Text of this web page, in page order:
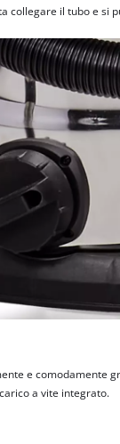
bisogno del
per caricare
collegare il tubo e si
e comodamente
a vite integrato.